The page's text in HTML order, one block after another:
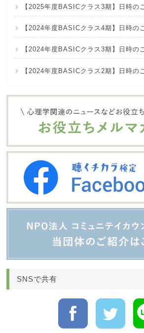
【2025年度BASICクラス3期】日時の
【2024年度BASICクラス4期】日時の
【2024年度BASICクラス3期】日時の
【2024年度BASICクラス2期】日時の
SNSで共有